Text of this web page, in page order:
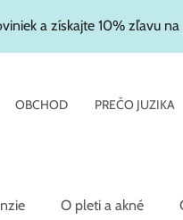
a získajte 10% zľavu na
OBCHOD PREČO JUZIKA
O pleti a akné